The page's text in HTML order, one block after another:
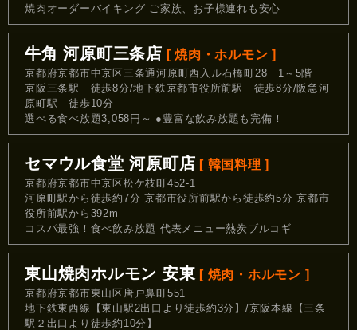
焼肉オーダーバイキング ご家族、お子様連れも安心
牛角 河原町三条店 [ 焼肉・ホルモン ]
京都府京都市中京区三条通河原町西入ル石橋町28 1～5階
京阪三条駅 徒歩8分/地下鉄京都市役所前駅 徒歩8分/阪急河
原町駅 徒歩10分
選べる食べ放題3,058円～ ●豊富な飲み放題も完備！
セマウル食堂 河原町店 [ 韓国料理 ]
京都府京都市中京区松ケ枝町452-1
河原町駅から徒歩約7分 京都市役所前駅から徒歩約5分 京都市
役所前駅から392m
コスパ最強！食べ飲み放題 代表メニュー熱炭ブルコギ
東山焼肉ホルモン 安東 [ 焼肉・ホルモン ]
京都府京都市東山区唐戸鼻町551
地下鉄東西線【東山駅2出口より徒歩約3分】/京阪本線【三条
駅２出口より徒歩約10分】